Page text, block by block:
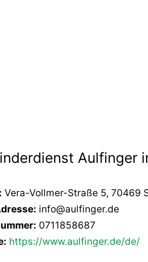
Aulfinger
Vera-Vollmer-Straße 5, 70469
info@aulfinger.de
0711858687
https://www.aulfinger.de/de/